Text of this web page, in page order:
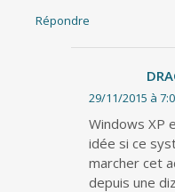
Répondre
29/11/2015 à
Windows XP
idée si ce
marcher cet
depuis une